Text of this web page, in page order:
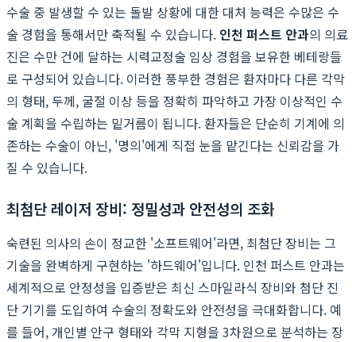
수술 중 발생할 수 있는 돌발 상황에 대한 대처 능력은 수많은 수
술 경험을 통해서만 축적될 수 있습니다. 인천 퍼스트 안과의 의료
진은 수만 건에 달하는 시력교정술 임상 경험을 보유한 베테랑들
로 구성되어 있습니다. 이러한 풍부한 경험은 환자마다 다른 각막
의 형태, 두께, 굴절 이상 등을 정확히 파악하고 가장 이상적인 수
술 계획을 수립하는 밑거름이 됩니다. 환자들은 단순히 기계에 의
존하는 수술이 아닌, '명의'에게 직접 눈을 맡긴다는 신뢰감을 가
질 수 있습니다.
최첨단 레이저 장비: 정밀성과 안전성의 조화
숙련된 의사의 손이 정교한 '소프트웨어'라면, 최첨단 장비는 그
기술을 완벽하게 구현하는 '하드웨어'입니다. 인천 퍼스트 안과는
세계적으로 안정성을 입증받은 최신 스마일라식 장비와 첨단 진
단 기기를 도입하여 수술의 정확도와 안전성을 극대화합니다. 예
를 들어, 개인별 안구 형태와 각막 지형을 3차원으로 분석하는 장